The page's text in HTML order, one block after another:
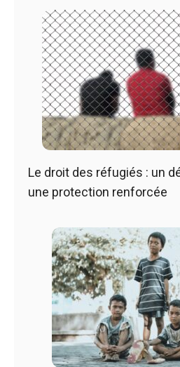
Le droit des réfugiés : un
une protection renforcée